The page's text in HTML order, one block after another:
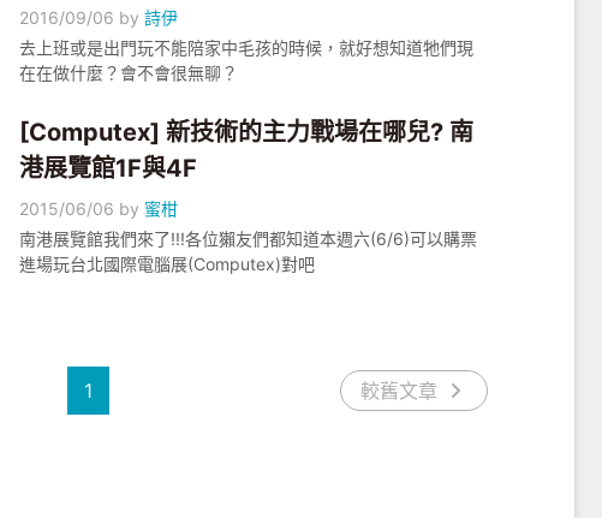
2016/09/06 by詩伊
去上班或是出門玩不能陪家中毛孩的時候，就好想知道牠們現
在在做什麼？會不會很無聊？
[Computex] 新技術的主力戰場在哪兒? 南
港展覽館1F與4F
2015/06/06 by 蜜柑
南港展覽館我們來了!!!各位獺友們都知道本週六(6/6)可以購票
進場玩台北國際電腦展(Computex)對吧
1 較舊文章